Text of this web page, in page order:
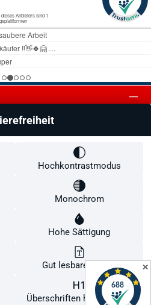
VERTRAG WIDERRUFEN
zzgl. Versandkosten
wenn nicht anders angegeben.
- Alle Rechte vorbehalten. Theme by
Hochkontrastmodus
Monochrom
Hohe Sättigung
Gut lesbare Schrift
Überschriften hervorheben
✕